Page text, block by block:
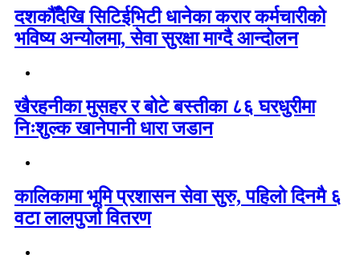
दशकौँदेखि सिटिईभिटी धानेका करार कर्मचारीको
भविष्य अन्योलमा, सेवा सुरक्षा माग्दै आन्दोलन
खैरहनीका मुसहर र बोटे बस्तीका ८६ घरधुरीमा
निःशुल्क खानेपानी धारा जडान
कालिकामा भूमि प्रशासन सेवा सुरु, पहिलो दिनमै ६
वटा लालपुर्जा वितरण